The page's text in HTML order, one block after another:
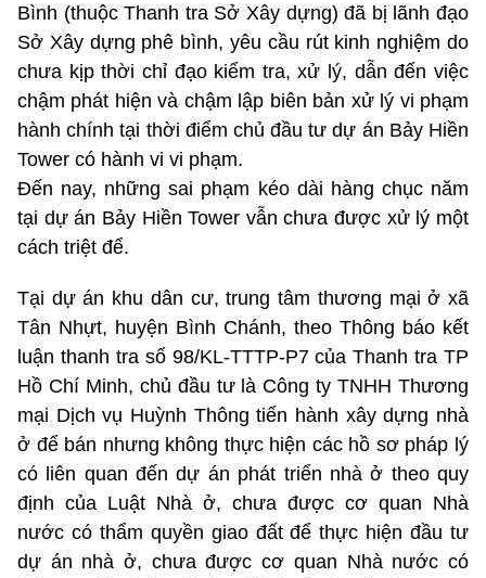
Bình (thuộc Thanh tra Sở Xây dựng) đã bị lãnh đạo
Sở Xây dựng phê bình, yêu cầu rút kinh nghiệm do
chưa kịp thời chỉ đạo kiểm tra, xử lý, dẫn đến việc
chậm phát hiện và chậm lập biên bản xử lý vi phạm
hành chính tại thời điểm chủ đầu tư dự án Bảy Hiền
Tower có hành vi vi phạm.
Đến nay, những sai phạm kéo dài hàng chục năm
tại dự án Bảy Hiền Tower vẫn chưa được xử lý một
cách triệt để.
Tại dự án khu dân cư, trung tâm thương mại ở xã
Tân Nhựt, huyện Bình Chánh, theo Thông báo kết
luận thanh tra số 98/KL-TTTP-P7 của Thanh tra TP
Hồ Chí Minh, chủ đầu tư là Công ty TNHH Thương
mại Dịch vụ Huỳnh Thông tiến hành xây dựng nhà
ở để bán nhưng không thực hiện các hồ sơ pháp lý
có liên quan đến dự án phát triển nhà ở theo quy
định của Luật Nhà ở, chưa được cơ quan Nhà
nước có thẩm quyền giao đất để thực hiện đầu tư
dự án nhà ở, chưa được cơ quan Nhà nước có